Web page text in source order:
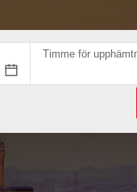
Timme för